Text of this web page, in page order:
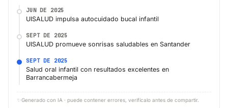
JUN DE 2025
UISALUD impulsa autocuidado bucal infantil
SEPT DE 2025
UISALUD promueve sonrisas saludables en Santander
SEPT DE 2025
Salud oral infantil con resultados excelentes en
Barrancabermeja
✨ Generado con IA · puede contener errores, verifícalo antes de compartir.